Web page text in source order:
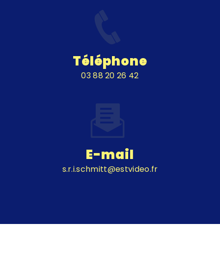
Téléphone
03 88 20 26 42
E-mail
s.r.i.schmitt@estvideo.fr